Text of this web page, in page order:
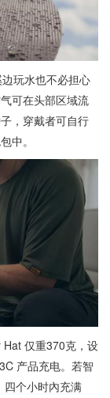
玩水也不必担心
可在头部区域流
，穿戴者可自行
中。
仅重370克，设
产品充电。若智
四个小时內充满